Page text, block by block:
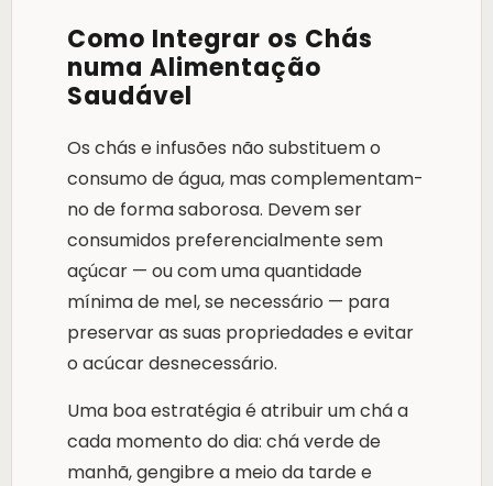
Como Integrar os Chás
numa Alimentação
Saudável
Os chás e infusões não substituem o
consumo de água, mas complementam-
no de forma saborosa. Devem ser
consumidos preferencialmente sem
açúcar — ou com uma quantidade
mínima de mel, se necessário — para
preservar as suas propriedades e evitar
o acúcar desnecessário.
Uma boa estratégia é atribuir um chá a
cada momento do dia: chá verde de
manhã, gengibre a meio da tarde e